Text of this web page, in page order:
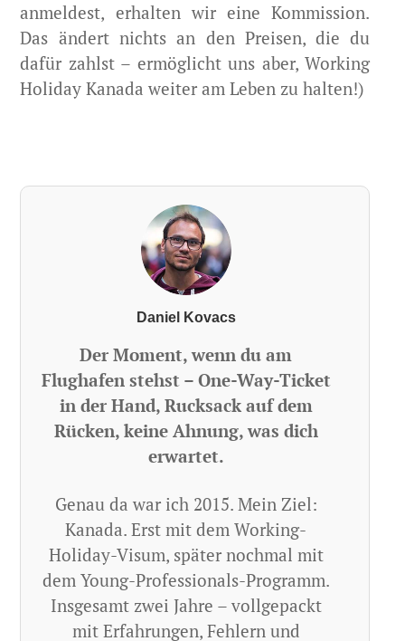
anmeldest, erhalten wir eine Kommission.
Das ändert nichts an den Preisen, die du
dafür zahlst – ermöglicht uns aber, Working
Holiday Kanada weiter am Leben zu halten!)
Daniel Kovacs
Der Moment, wenn du am
Flughafen stehst – One-Way-Ticket
in der Hand, Rucksack auf dem
Rücken, keine Ahnung, was dich
erwartet.
Genau da war ich 2015. Mein Ziel:
Kanada. Erst mit dem Working-
Holiday-Visum, später nochmal mit
dem Young-Professionals-Programm.
Insgesamt zwei Jahre – vollgepackt
mit Erfahrungen, Fehlern und